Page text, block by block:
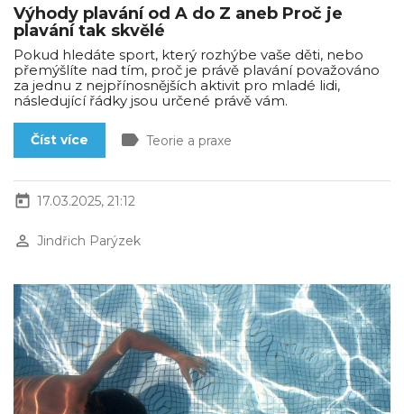
Výhody plavání od A do Z aneb Proč je
plavání tak skvělé
Pokud hledáte sport, který rozhýbe vaše děti, nebo
přemýšlíte nad tím, proč je právě plavání považováno
za jednu z nejpřínosnějších aktivit pro mladé lidi,
následující řádky jsou určené právě vám.
Číst více label Teorie a praxe
today 17.03.2025, 21:12
perm_identity Jindřich Parýzek